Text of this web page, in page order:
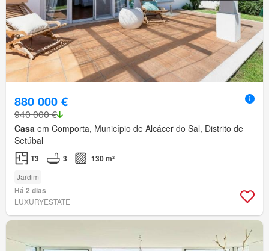
880 000 €
940 000 €
Casa em Comporta, Município de Alcácer do Sal, Distrito de
Setúbal
T3 3 130 m²
Jardim
Há 2 dias
LUXURYESTATE